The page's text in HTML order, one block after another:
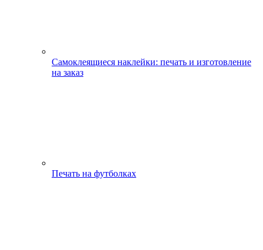
Самоклеящиеся наклейки: печать и изготовление
на заказ
Печать на футболках